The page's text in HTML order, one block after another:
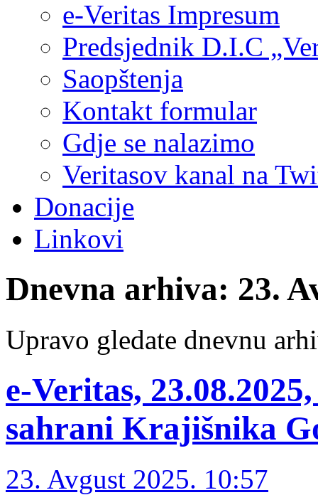
e-Veritas Impresum
Predsjednik D.I.C
Saopštenja
Kontakt formular
Gdje se nalazimo
Veritasov kanal na
Donacije
Linkovi
Dnevna arhiva: 23.
Upravo gledate dnevnu
е-Veritas,
sahrani Krajišnika
23. Avgust 2025. 10:57